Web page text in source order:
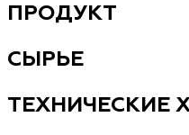
ПРОДУКТ
СЫРЬЕ
ТЕХНИЧЕСКИЕ